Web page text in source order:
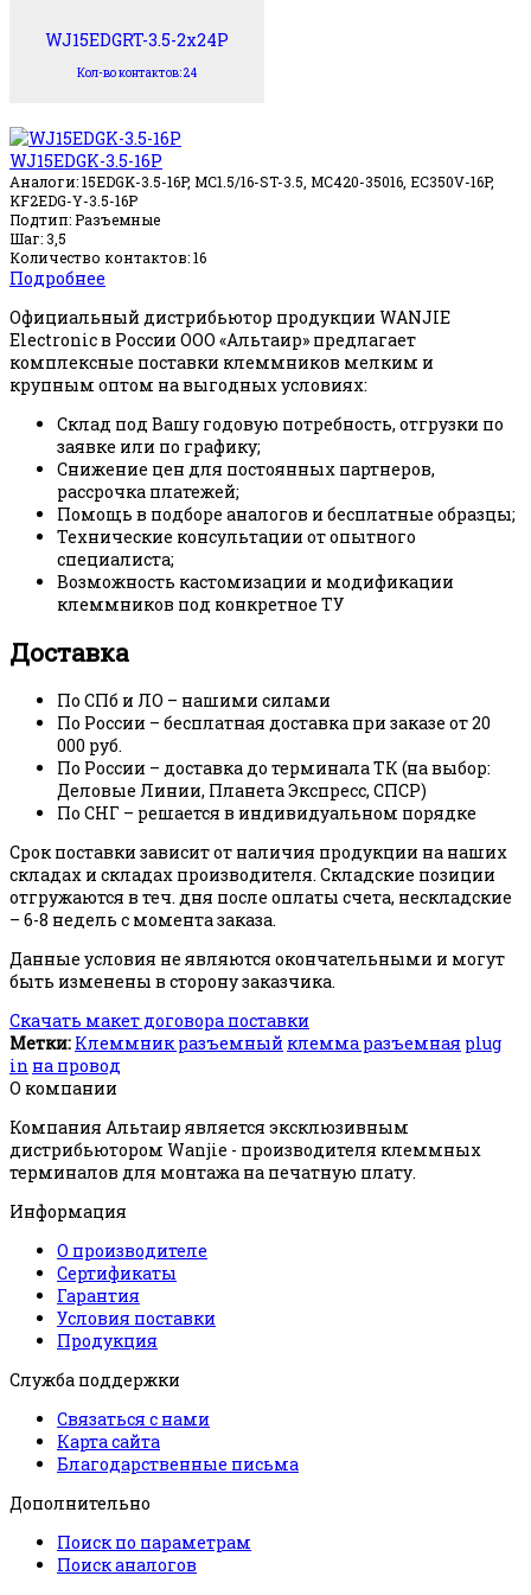
WJ15EDGRT-3.5-2x24P
Кол-во контактов: 24
WJ15EDGK-3.5-16P
Аналоги: 15EDGK-3.5-16P, MC1.5/16-ST-3.5, MC420-35016, EC350V-16P,
KF2EDG-Y-3.5-16P
Подтип: Разъемные
Шаг: 3,5
Количество контактов: 16
Подробнее
Официальный дистрибьютор продукции WANJIE
Electronic в России ООО «Альтаир» предлагает
комплексные поставки клеммников мелким и
крупным оптом на выгодных условиях:
Склад под Вашу годовую потребность, отгрузки по
заявке или по графику;
Снижение цен для постоянных партнеров,
рассрочка платежей;
Помощь в подборе аналогов и бесплатные образцы;
Технические консультации от опытного
специалиста;
Возможность кастомизации и модификации
клеммников под конкретное ТУ
Доставка
По СПб и ЛО – нашими силами
По России – бесплатная доставка при заказе от 20
000 руб.
По России – доставка до терминала ТК (на выбор:
Деловые Линии, Планета Экспресс, СПСР)
По СНГ – решается в индивидуальном порядке
Срок поставки зависит от наличия продукции на наших
складах и складах производителя. Складские позиции
отгружаются в теч. дня после оплаты счета, нескладские
– 6-8 недель с момента заказа.
Данные условия не являются окончательными и могут
быть изменены в сторону заказчика.
Скачать макет договора поставки
Метки: Клеммник разъемный клемма разъемная plug
in на провод
О компании
Компания Альтаир является эксклюзивным
дистрибьютором Wanjie - производителя клеммных
терминалов для монтажа на печатную плату.
Информация
О производителе
Сертификаты
Гарантия
Условия поставки
Продукция
Служба поддержки
Связаться с нами
Карта сайта
Благодарственные письма
Дополнительно
Поиск по параметрам
Поиск аналогов